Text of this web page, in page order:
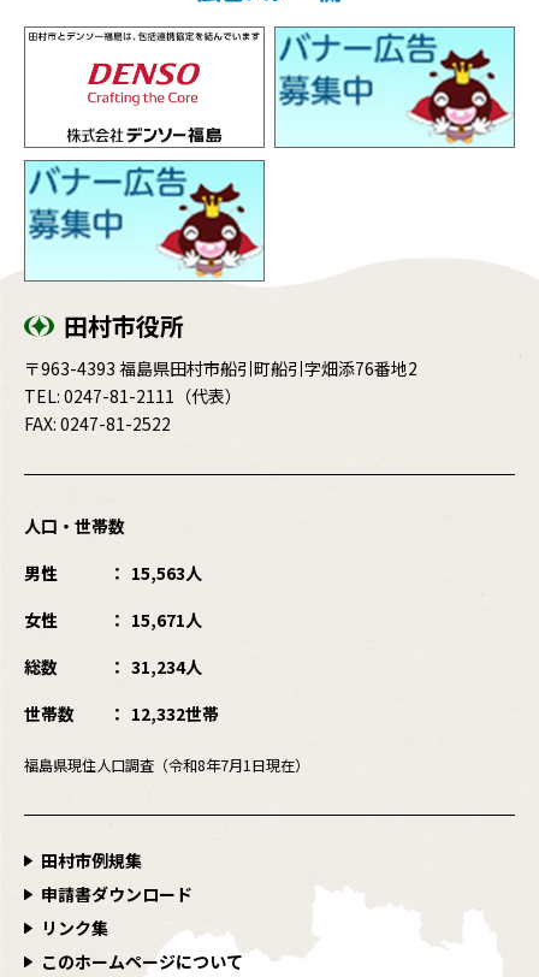
田村市役所
〒963-4393 福島県田村市船引町船引字畑添76番地2
TEL: 0247-81-2111 （代表）
FAX: 0247-81-2522
人口・世帯数
男性
15,563人
女性
15,671人
総数
31,234人
世帯数
12,332世帯
福島県現住人口調査（令和8年7月1日現在）
田村市例規集
申請書ダウンロード
リンク集
このホームページについて